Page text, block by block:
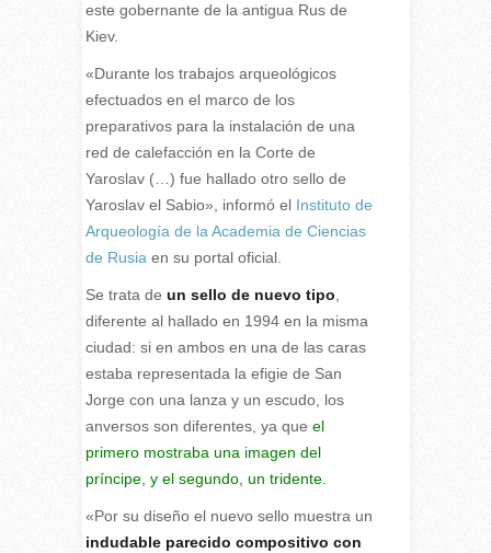
este gobernante de la antigua Rus de
Kiev.
«Durante los trabajos arqueológicos
efectuados en el marco de los
preparativos para la instalación de una
red de calefacción en la Corte de
Yaroslav (…) fue hallado otro sello de
Yaroslav el Sabio», informó el Instituto de
Arqueología de la Academia de Ciencias
de Rusia en su portal oficial.
Se trata de un sello de nuevo tipo
diferente al hallado en 1994 en la misma
ciudad: si en ambos en una de las caras
estaba representada la efigie de San
Jorge con una lanza y un escudo, los
anversos son diferentes, ya que el
primero mostraba una imagen del
príncipe, y el segundo, un tridente.
«Por su diseño el nuevo sello muestra un
indudable parecido compositivo con